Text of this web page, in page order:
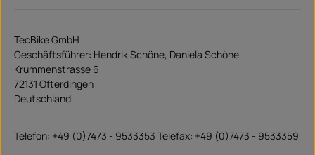
TecBike GmbH
Geschäftsführer: Hendrik Schöne, Daniela Schöne
Krummenstrasse 6
72131 Ofterdingen
Deutschland
Telefon: +49 (0)7473 - 9533353 Telefax: +49 (0)7473 - 9533359